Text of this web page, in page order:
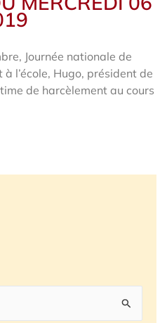
Journée nationale de
l’école, Hugo, président de
de harcèlement au cours